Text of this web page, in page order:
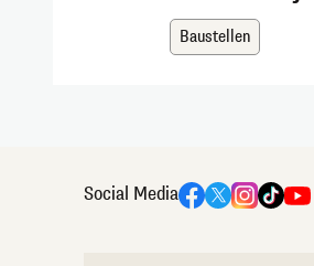
Baustellen
Social Media